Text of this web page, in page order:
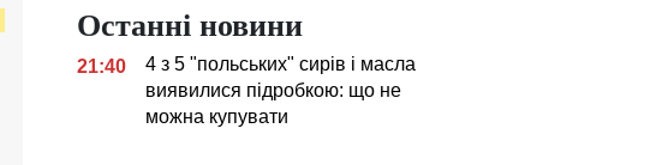
Останні новини
21:40
4 з 5 "польських" сирів і масла
виявилися підробкою: що не
можна купувати